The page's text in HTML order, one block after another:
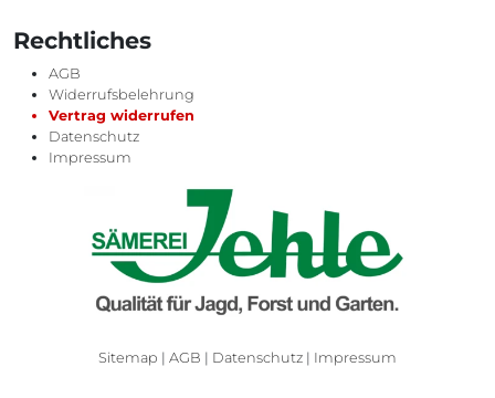
Rechtliches
AGB
Widerrufsbelehrung
Vertrag widerrufen
Datenschutz
Impressum
Sitemap | AGB | Datenschutz | Impressum